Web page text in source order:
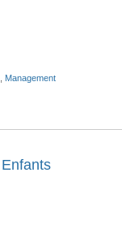
Management